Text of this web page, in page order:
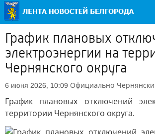
График плановых
электроэнергии на
Чернянского округа
6 июня 2026, 10:09 Официально
График плановых отключений
территории Чернянского округа.